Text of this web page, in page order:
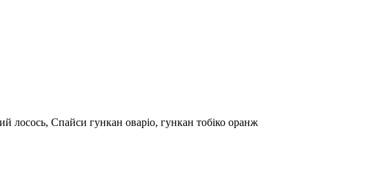
лосось, Спайси гункан оваріо, гункан тобіко оранж